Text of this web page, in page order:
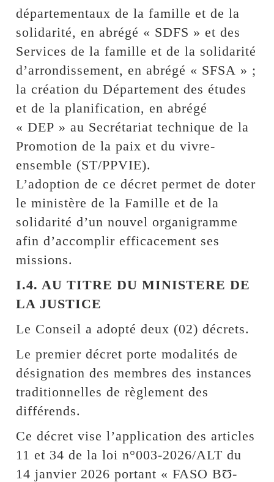
départementaux de la famille et de la
solidarité, en abrégé « SDFS » et des
Services de la famille et de la solidarité
d’arrondissement, en abrégé « SFSA » ;
la création du Département des études
et de la planification, en abrégé
« DEP » au Secrétariat technique de la
Promotion de la paix et du vivre-
ensemble (ST/PPVIE).
L’adoption de ce décret permet de doter
le ministère de la Famille et de la
solidarité d’un nouvel organigramme
afin d’accomplir efficacement ses
missions.
I.4. AU TITRE DU MINISTERE DE
LA JUSTICE
Le Conseil a adopté deux (02) décrets.
Le premier décret porte modalités de
désignation des membres des instances
traditionnelles de règlement des
différends.
Ce décret vise l’application des articles
11 et 34 de la loi n°003-2026/ALT du
14 janvier 2026 portant « FASO BƱ-